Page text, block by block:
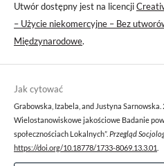
Utwór dostępny jest na licencji
– Użycie niekomercyjne – Bez
Międzynarodowe.
Jak cytować
Grabowska, Izabela, and Justyna Sarnowska.
Wielostanowiskowe jakościowe Badanie
społecznościach Lokalnych”. Przegląd
https://doi.org/10.18778/1733-8069.13.3.01